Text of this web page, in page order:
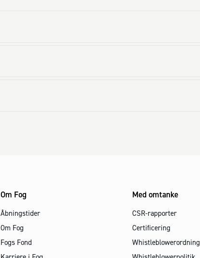
Om Fog
Åbningstider
Om Fog
Fogs Fond
Med omtanke
CSR-rapporter
Certificering
Whistleblowerordning